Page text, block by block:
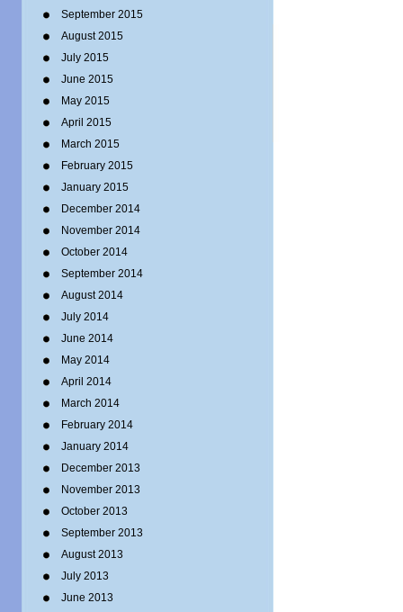
September 2015
August 2015
July 2015
June 2015
May 2015
April 2015
March 2015
February 2015
January 2015
December 2014
November 2014
October 2014
September 2014
August 2014
July 2014
June 2014
May 2014
April 2014
March 2014
February 2014
January 2014
December 2013
November 2013
October 2013
September 2013
August 2013
July 2013
June 2013